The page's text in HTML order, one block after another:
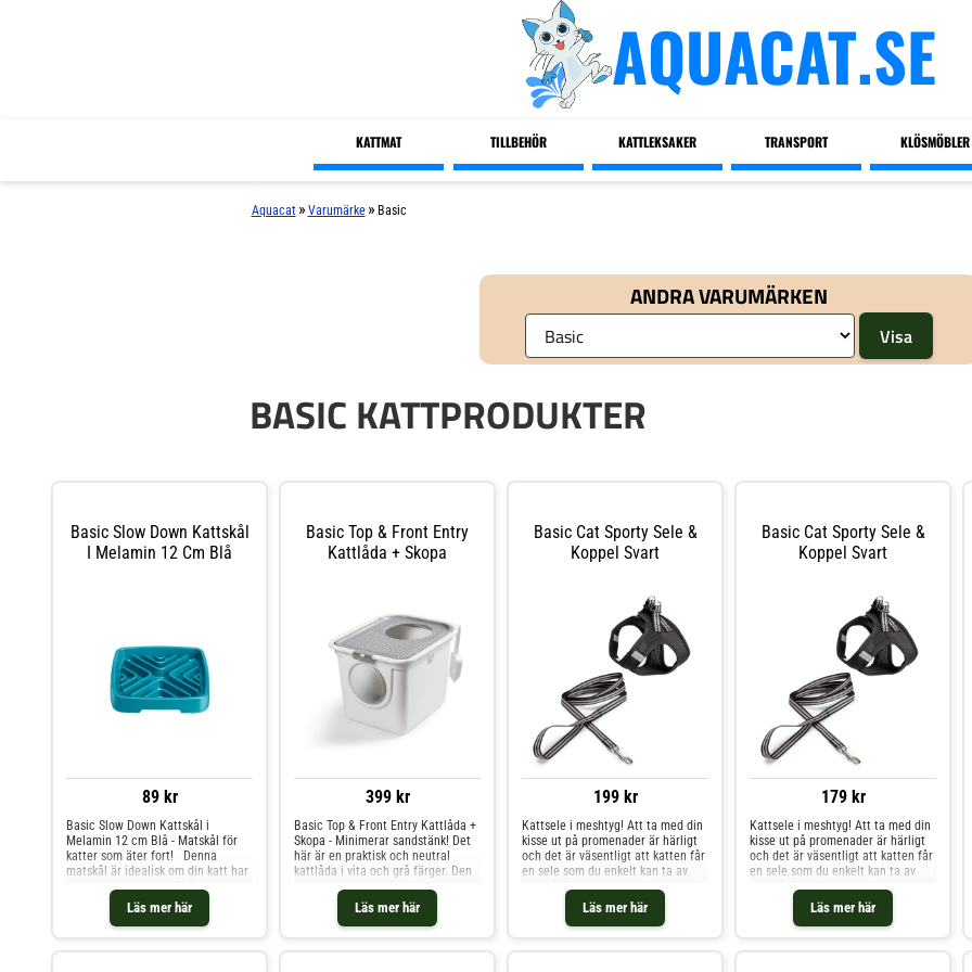
AQUACAT.SE
KATTMAT TILLBEHÖR KATTLEKSAKER TRANSPORT KLÖSMÖBLER
Aquacat » Varumärke » Basic
ANDRA VARUMÄRKEN
BASIC KATTPRODUKTER
Basic Slow Down Kattskål
I Melamin 12 Cm Blå
89 kr
Läs mer här
Basic Slow Down Kattskål i
Melamin 12 cm Blå - Matskål för
katter som äter fort! Denna
matskål är idealisk om din katt har
en vana att hetsäta. Skålens form
och mönster uppmuntrar katten att
sakta ned och äta i ett lugnare
tempo. Oavsett om din katt äter
Basic Top & Front Entry
Kattlåda + Skopa
399 kr
Läs mer här
Basic Top & Front Entry Kattlåda +
Skopa - Minimerar sandstänk! Det
här är en praktisk och neutral
kattlåda i vita och grå färger. Den
smarta designen låter katten vara
ifred samtidigt som sandstänk
utanför lådan minimeras. Den här
kattlådan har inte bara en, utan två
Basic Cat Sporty Sele &
Koppel Svart
199 kr
Läs mer här
Kattsele i meshtyg! Att ta med din
kisse ut på promenader är härligt
och det är väsentligt att katten får
en sele som du enkelt kan ta av
och på. Den här svarta kattselen är
designad som step in-modell, vilket
innebär att den inte behöver dras
över huvudet på katten. Du
Basic Cat Sporty Sele &
Koppel Svart
179 kr
Läs mer här
Kattsele i meshtyg! Att ta med din
kisse ut på promenader är härligt
och det är väsentligt att katten får
en sele som du enkelt kan ta av
och på. Den här svarta kattselen är
designad som step in-modell, vilket
innebär att den inte behöver dras
över huvudet på katten. Du